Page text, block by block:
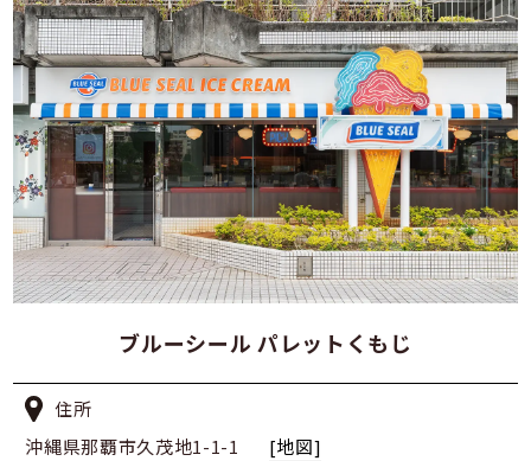
ブルーシール パレットくもじ
住所
沖縄県那覇市久茂地1-1-1
[地図]